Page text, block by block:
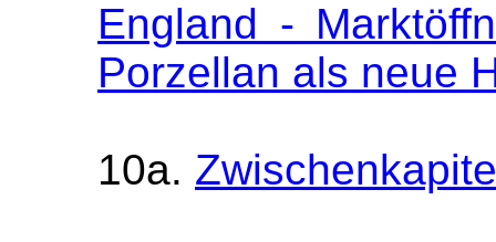
England -
Porzellan als neue
10a.